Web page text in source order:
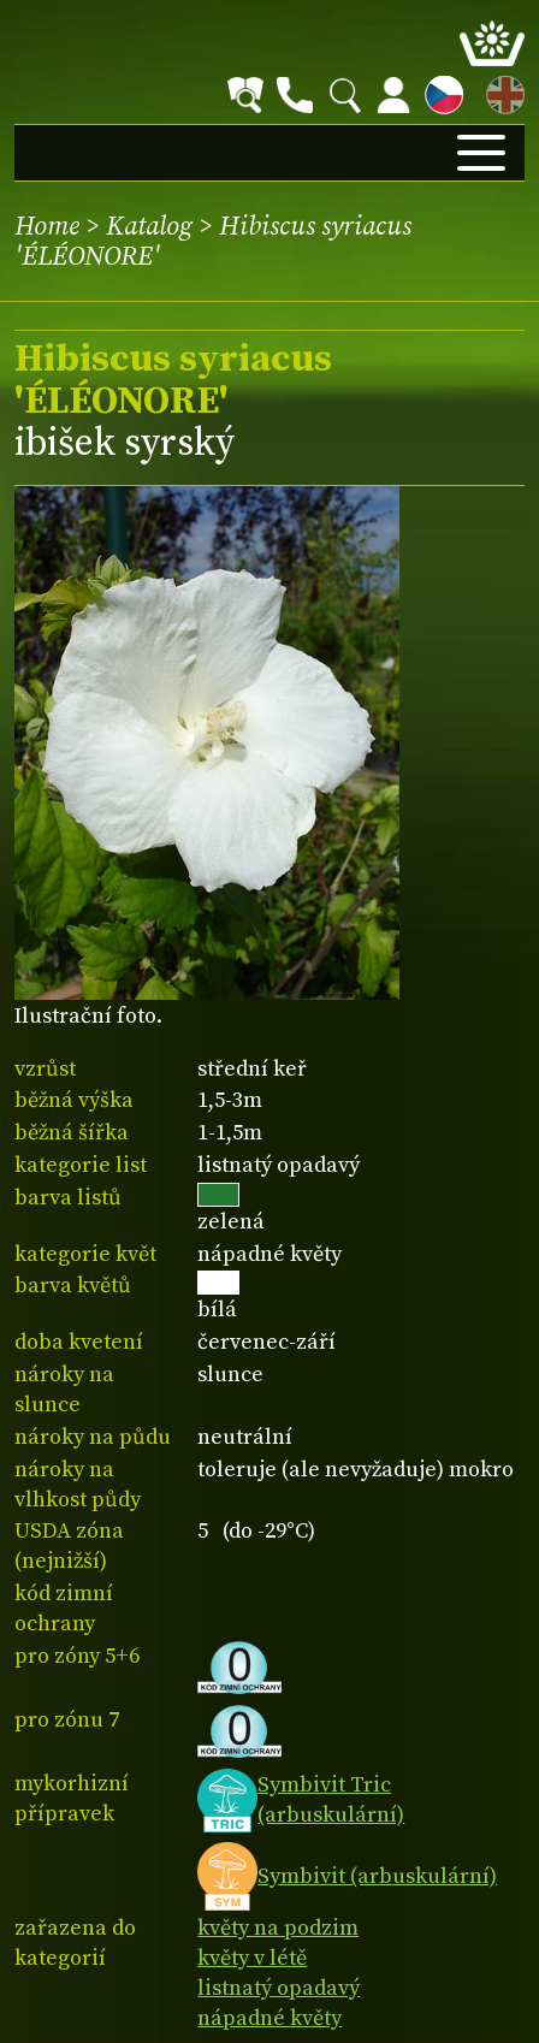
EN
Home > Katalog> Hibiscus syriacus
'ÉLÉONORE'
Ilustrační foto.
Hibiscus syriacus
'ÉLÉONORE'
ibišek syrský
vzrůst
střední keř
běžná výška
1,5-3m
běžná šířka
1-1,5m
kategorie list
listnatý opadavý
barva listů
zelená
kategorie květ
nápadné květy
barva květů
bílá
doba kvetení
červenec-září
nároky na
slunce
slunce
nároky na půdu
neutrální
nároky na
vlhkost půdy
toleruje (ale nevyžaduje) mokro
USDA zóna
(nejnižší)
5 (do -29°C)
kód zimní
ochrany
pro zóny 5+6
pro zónu 7
mykorhizní
přípravek
Symbivit Tric
(arbuskulární)
Symbivit (arbuskulární)
zařazena do
kategorií
květy na podzim
květy v létě
listnatý opadavý
nápadné květy